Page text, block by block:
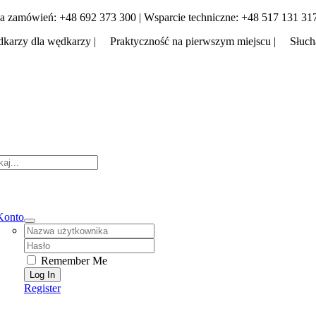
Skip
content
zamówień: +48 692 373 300 | Wsparcie techniczne: +48 517 131
dla wędkarzy | Praktyczność na pierwszym miejscu |
Username:
Password:
Remember Me
Register